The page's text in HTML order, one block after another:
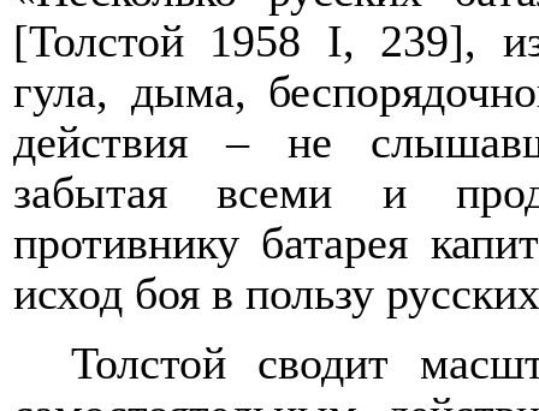
[Толстой 1958 I, 239],
гула, дыма,
действия– не
забытая всеми и
противнику батарея
исход боя в пользу
Толстой сводит